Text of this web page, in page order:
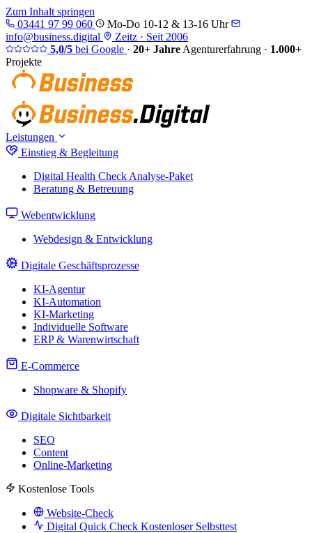
Zum Inhalt springen
03441 97 99 060
Mo-Do 10-12 & 13-16 Uhr
info@business.digital
Zeitz · Seit 2006
5,0/5 bei Google · 20+ Jahre Agenturerfahrung · 1.000+
Projekte
Leistungen
Einstieg & Begleitung
Digital Health Check Analyse-Paket
Beratung & Betreuung
Webentwicklung
Webdesign & Entwicklung
Digitale Geschäftsprozesse
KI-Agentur
KI-Automation
KI-Marketing
Individuelle Software
ERP & Warenwirtschaft
E-Commerce
Shopware & Shopify
Digitale Sichtbarkeit
SEO
Content
Online-Marketing
Kostenlose Tools
Website-Check
Digital Quick Check Kostenloser Selbsttest